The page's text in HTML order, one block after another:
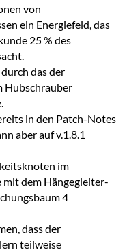
von
ein Energiefeld, das
25 % des
das der
Hubschrauber
in den Patch-Notes
aber auf v.1.8.1
im
mit dem Hängegleiter-
4
dass der
teilweise